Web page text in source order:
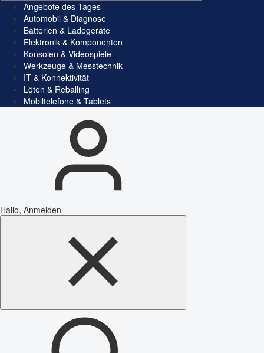
Angebote des Tages
Automobil & Diagnose
Batterien & Ladegeräte
Elektronik & Komponenten
Konsolen & Videospiele
Werkzeuge & Messtechnik
IT & Konnektivität
Löten & Reballing
Mobiltelefone & Tablets
Hallo, Anmelden